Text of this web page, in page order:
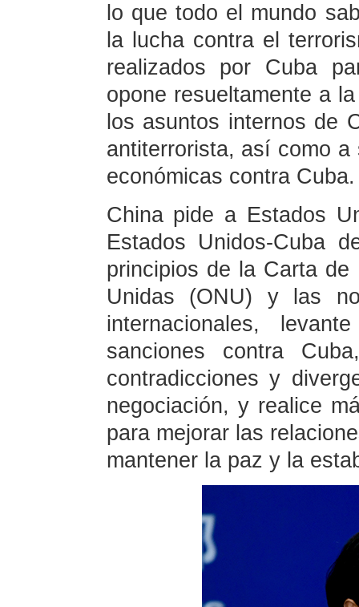
lo que todo el mundo
la lucha contra el
realizados por Cuba
opone resueltamente a
los asuntos internos de
antiterrorista, así como
económicas contra Cuba.
China pide a Estados
Estados Unidos-Cuba
principios de la Carta
Unidas (ONU) y las
internacionales,
sanciones contra
contradicciones y
negociación, y realice
para mejorar las
mantener la paz y la